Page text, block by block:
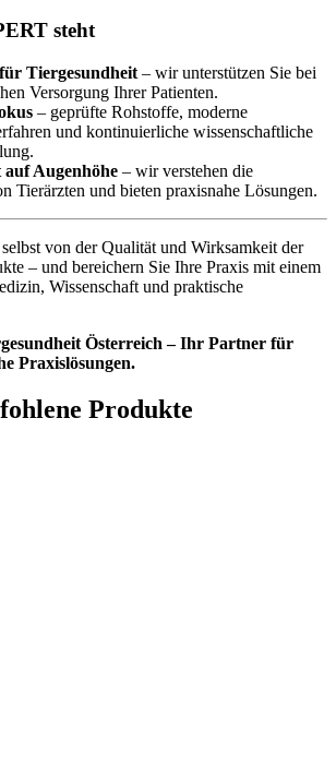
steht
Tiergesundheit – wir unterstützen Sie bei
Versorgung Ihrer Patienten.
– geprüfte Rohstoffe, moderne
und kontinuierliche wissenschaftliche
Augenhöhe – wir verstehen die
Tierärzten und bieten praxisnahe Lösungen.
von der Qualität und Wirksamkeit der
– und bereichern Sie Ihre Praxis mit einem
Wissenschaft und praktische
Österreich – Ihr Partner für
Praxislösungen.
Produkte